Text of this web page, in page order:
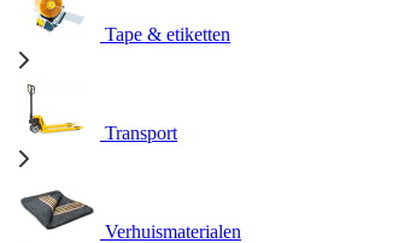
Tape & etiketten
Transport
Verhuismaterialen